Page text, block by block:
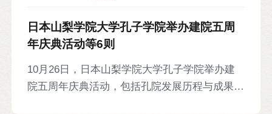
日本山梨学院大学孔子学院举办建院五周
年庆典活动等6则
10月26日，日本山梨学院大学孔子学院举办建
院五周年庆典活动，包括孔院发展历程与成果回